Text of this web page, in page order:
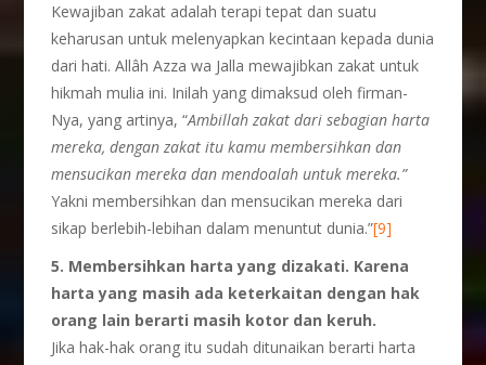
Kewajiban zakat adalah terapi tepat dan suatu
keharusan untuk melenyapkan kecintaan kepada dunia
dari hati. Allâh Azza wa Jalla mewajibkan zakat untuk
hikmah mulia ini. Inilah yang dimaksud oleh firman-
Nya, yang artinya, “Ambillah zakat dari sebagian harta
mereka, dengan zakat itu kamu membersihkan dan
mensucikan mereka dan mendoalah untuk mereka.”
Yakni membersihkan dan mensucikan mereka dari
sikap berlebih-lebihan dalam menuntut dunia.”[9]
5. Membersihkan harta yang dizakati. Karena
harta yang masih ada keterkaitan dengan hak
orang lain berarti masih kotor dan keruh.
Jika hak-hak orang itu sudah ditunaikan berarti harta